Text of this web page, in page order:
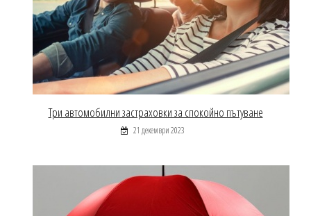
Три автомобилни застраховки за спокойно пътуване
21 декември 2023